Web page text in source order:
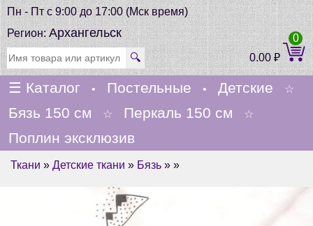
Пн - Пт с 9:00 до 17:00 (Мск время)
Регион:Архангельск
🔍 0.00₽
0
☰ Каталог • Постельные • Детские ☆
Бязь 150 см ☆ Перкаль 150 см ☆
Поплин эксклюзив
Ткани » Детские ткани » Бязь » »